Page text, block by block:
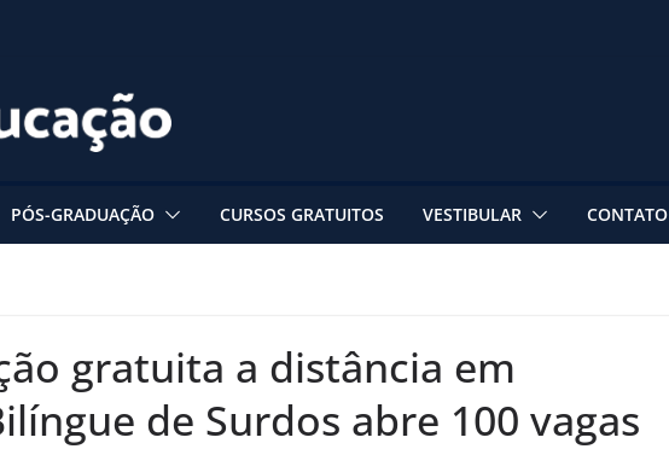
PÓS-GRADUAÇÃO CURSOS GRATUITOS VESTIBULAR CONTATO
gratuita a distância em
de Surdos abre 100 vagas